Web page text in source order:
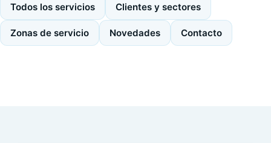
Todos los servicios Clientes y sectores
Zonas de servicio Novedades Contacto